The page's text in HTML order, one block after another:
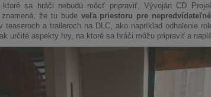
sa hráči nebudú môcť pripraviť. Vývojári CD
že tu bude veľa priestoru pre
teaseroch a traileroch na DLC, ako napríklad odhalenie
určité aspekty hry, na ktoré sa hráči môžu pripraviť a